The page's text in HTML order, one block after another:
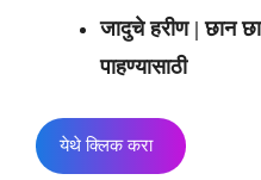
जादुचे हरीण | छान
पाहण्यासाठी
येथे क्लिक करा